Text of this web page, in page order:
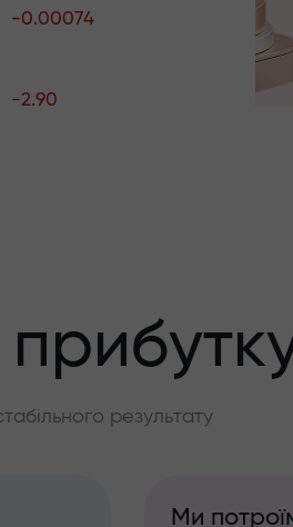
-0.00074
-2.90
результату
Ми